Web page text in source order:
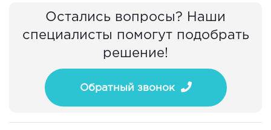
Остались вопросы? Наши
специалисты помогут подобрать
решение!
Обратный звонок